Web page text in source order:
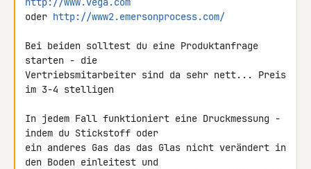
oder http://www2.emersonprocess.com/
Bei beiden solltest du eine Produktanfrage
starten - die
Vertriebsmitarbeiter sind da sehr nett... Preis
im 3-4 stelligen
In jedem Fall funktioniert eine Druckmessung -
indem du Stickstoff oder
ein anderes Gas das das Glas nicht verändert in
den Boden einleitest und